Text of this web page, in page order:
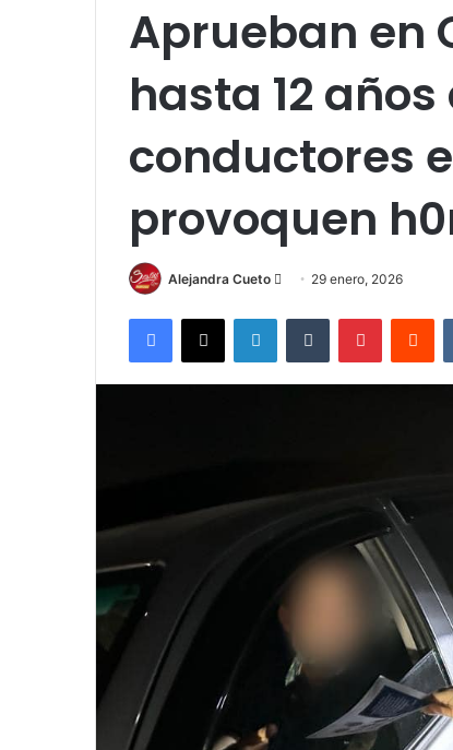
Aprueban en
hasta 12
conductores
provoquen
Alejandra Cueto
Send
email
29 enero, 2026
Facebook
X LinkedInTumblr Pinterest